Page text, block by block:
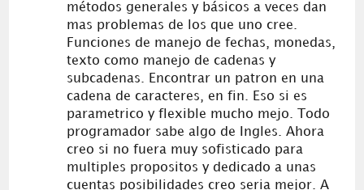
métodos generales y básicos a veces dan
mas problemas de los que uno cree.
Funciones de manejo de fechas, monedas,
texto como manejo de cadenas y
subcadenas. Encontrar un patron en una
cadena de caracteres, en fin. Eso si es
parametrico y flexible mucho mejo. Todo
programador sabe algo de Ingles. Ahora
creo si no fuera muy sofisticado para
multiples propositos y dedicado a unas
cuentas posibilidades creo seria mejor. A